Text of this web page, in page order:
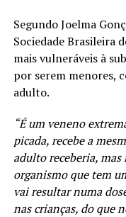
Segundo Joelma
Sociedade Brasileira
mais vulneráveis à
por serem menores,
adulto.
“É um veneno
picada, recebe a
adulto receberia,
organismo que tem
vai resultar numa
nas crianças, do que